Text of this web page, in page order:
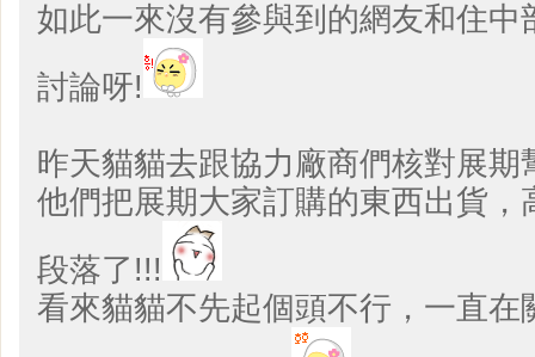
如此一來沒有參與到的網友和住
討論呀!
昨天貓貓去跟協力廠商們核對展
他們把展期大家訂購的東西出貨
段落了!!!
看來貓貓不先起個頭不行，一直